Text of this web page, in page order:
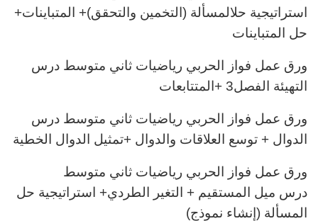
استراتيجية حلالمسألة (التخمين والتحقق)+ المتباينات+
حل المتباينات
ورق عمل فواز الحربي رياضيات ثاني متوسط درس
التهيئة الفصل3 +المتتابعات
ورق عمل فواز الحربي رياضيات ثاني متوسط درس
الدوال + توسع العلاقات والدوال +تمثيل الدوال الخطية
ورق عمل فواز الحربي رياضيات ثاني متوسط
درس ميل المستقيم + التغير الطردي+ استراتيجية حل
المسألة (إنشاء نموذج)